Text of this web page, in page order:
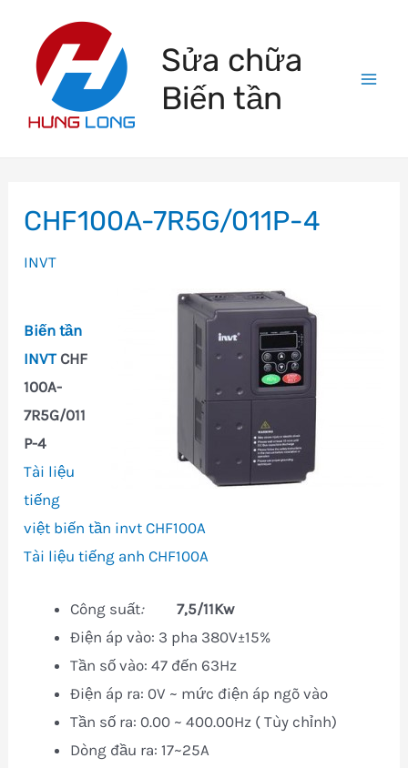
content
Sửa chữa
Biến tần
CHF100A-7R5G/011P-4
INVT
Biến tần
INVTCHF
100A-
7R5G/011
P-4
Tài liệu
tiếng
việt biến tần invt CHF100A
Tài liệu tiếng anh CHF100A
Công suất:7,5/11Kw
Điện áp vào: 3 pha 380V±15%
Tần số vào: 47 đến 63Hz
Điện áp ra: 0V ~ mức điện áp ngõ vào
Tần số ra: 0.00 ~ 400.00Hz ( Tùy chỉnh)
Dòng đầu ra: 17~25A